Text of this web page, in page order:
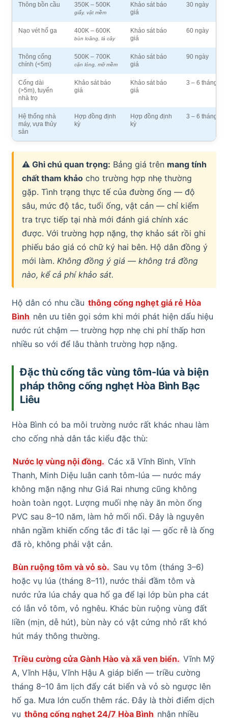
Thông bồn cầu 350K – 500K
giấy, vật mềm
Khảo sát báo
giá
30 ngày
Nạo vét hố ga 400K – 600K
bùn loãng, lá cây
Khảo sát báo
giá
60 ngày
Thông cống
chính (<5m)
500K – 700K
cặn lỏng, mỡ mềm
Khảo sát báo
giá
90 ngày
Cống dài
(>5m), tuyến
nhà trọ
Khảo sát báo
giá
Khảo sát báo
giá
3 – 6 tháng
Hệ thống nhà
máy, vựa thủy
sản
Hợp đồng định
kỳ
Hợp đồng định
kỳ
3 – 6 tháng
⚠ Ghi chú quan trọng: Bảng giá trên mang tính
chất tham khảo cho trường hợp nhẹ thường
gặp. Tình trạng thực tế của đường ống — độ
sâu, mức độ tắc, tuổi ống, vật cản — chỉ kiểm
tra trực tiếp tại nhà mới đánh giá chính xác
được. Với trường hợp nặng, thợ khảo sát rồi ghi
phiếu báo giá có chữ ký hai bên. Hộ dân đồng ý
mới làm. Không đồng ý giá — không trả đồng
nào, kể cả phí khảo sát.
Hộ dân có nhu cầu thông cống nghẹt giá rẻ Hòa
Bình nên ưu tiên gọi sớm khi mới phát hiện dấu hiệu
nước rút chậm — trường hợp nhẹ chi phí thấp hơn
nhiều so với để lâu thành trường hợp nặng.
Đặc thù cống tắc vùng tôm-lúa và biện
pháp thông cống nghẹt Hòa Bình Bạc
Liêu
Hòa Bình có ba môi trường nước rất khác nhau làm
cho cống nhà dân tắc kiểu đặc thù:
Nước lợ vùng nội đồng. Các xã Vĩnh Bình, Vĩnh
Thanh, Minh Diệu luân canh tôm-lúa — nước máy
không mặn nặng như Giá Rai nhưng cũng không
hoàn toàn ngọt. Lượng muối nhẹ này ăn mòn ống
PVC sau 8–10 năm, làm hở mối nối. Đây là nguyên
nhân ngầm khiến cống tắc đi tắc lại — gốc rễ là ống
đã rò, không phải vật cản.
Bùn ruộng tôm và vỏ sò. Sau vụ tôm (tháng 3–6)
hoặc vụ lúa (tháng 8–11), nước thải đầm tôm và
nước rửa lúa chảy qua hố ga để lại lớp bùn pha cát
có lẫn vỏ tôm, vỏ nghêu. Khác bùn ruộng vùng đất
liền (mịn, dễ hút), bùn này có vật cứng nhỏ rất khó
hút máy thông thường.
Triều cường cửa Gành Hào và xã ven biển. Vĩnh Mỹ
A, Vĩnh Hậu, Vĩnh Hậu A giáp biển — triều cường
tháng 8–10 âm lịch đẩy cát biển và vỏ sò ngược lên
hố ga. Mưa lớn cuốn thêm rác. Đây là thời điểm dịch
vụ thông cống nghẹt 24/7 Hòa Bình nhận nhiều